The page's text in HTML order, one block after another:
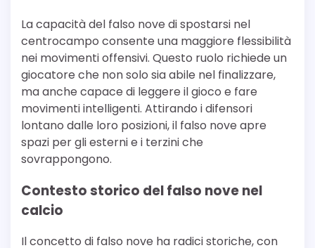
La capacità del falso nove di spostarsi nel
centrocampo consente una maggiore flessibilità
nei movimenti offensivi. Questo ruolo richiede un
giocatore che non solo sia abile nel finalizzare,
ma anche capace di leggere il gioco e fare
movimenti intelligenti. Attirando i difensori
lontano dalle loro posizioni, il falso nove apre
spazi per gli esterni e i terzini che
sovrappongono.
Contesto storico del falso nove nel
calcio
Il concetto di falso nove ha radici storiche, con